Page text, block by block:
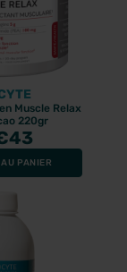
Muscle Relax
220gr
PANIER